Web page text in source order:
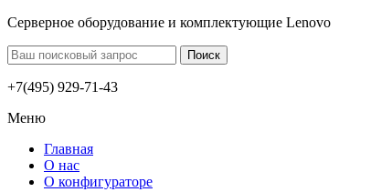
Серверное оборудование и комплектующие Lenovo
+7(495) 929-71-43
Меню
Главная
О нас
О конфигураторе